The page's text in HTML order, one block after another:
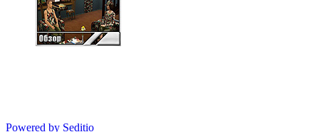
Powered by Seditio